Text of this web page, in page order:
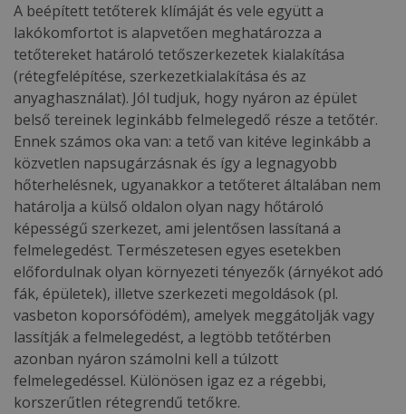
A beépített tetőterek klímáját és vele együtt a
lakókomfortot is alapvetően meghatározza a
tetőtereket határoló tetőszerkezetek kialakítása
(rétegfelépítése, szerkezetkialakítása és az
anyaghasználat). Jól tudjuk, hogy nyáron az épület
belső tereinek leginkább felmelegedő része a tetőtér.
Ennek számos oka van: a tető van kitéve leginkább a
közvetlen napsugárzásnak és így a legnagyobb
hőterhelésnek, ugyanakkor a tetőteret általában nem
határolja a külső oldalon olyan nagy hőtároló
képességű szerkezet, ami jelentősen lassítaná a
felmelegedést. Természetesen egyes esetekben
előfordulnak olyan környezeti tényezők (árnyékot adó
fák, épületek), illetve szerkezeti megoldások (pl.
vasbeton koporsófödém), amelyek meggátolják vagy
lassítják a felmelegedést, a legtöbb tetőtérben
azonban nyáron számolni kell a túlzott
felmelegedéssel. Különösen igaz ez a régebbi,
korszerűtlen rétegrendű tetőkre.